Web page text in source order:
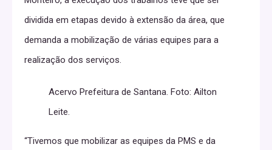
dividida em etapas devido à extensão da área, que
demanda a mobilização de várias equipes para a
realização dos serviços.
Acervo Prefeitura de Santana. Foto: Ailton
Leite.
“Tivemos que mobilizar as equipes da PMS e da